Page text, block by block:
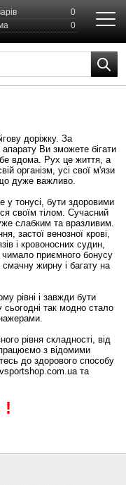
0
0
доріжку. За
Ви зможете бігати
вдома. Рух це життя, а
організм, усі свої м'язи
дуже важливо.
у тонусі, бути здоровими
своїм тілом. Сучасний
слабким та вразливим.
застої венозної крові,
і кровоносних судин,
приємного бонусу
жирну і багату на
рівні і завжди бути
так модно стало
рівня складності, від
з відомими
до здорового способу
та
!